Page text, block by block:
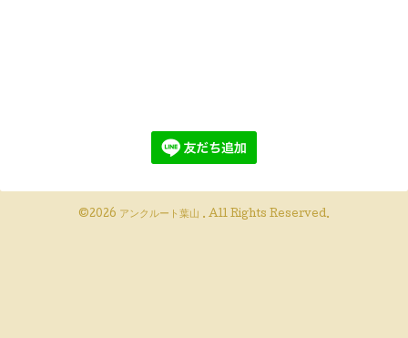
©2026 アンクルート葉山 . All Rights Reserved.